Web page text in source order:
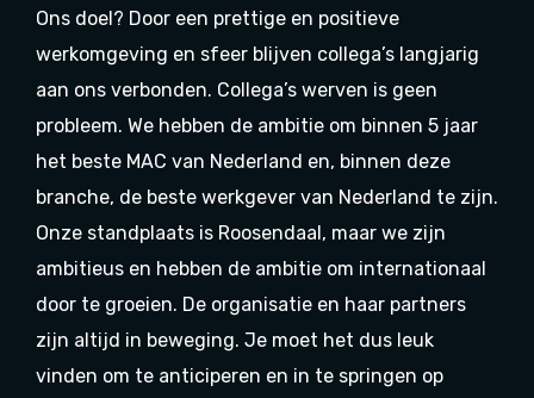
Ons doel? Door een prettige en positieve
werkomgeving en sfeer blijven collega’s langjarig
aan ons verbonden. Collega’s werven is geen
probleem. We hebben de ambitie om binnen 5 jaar
het beste MAC van Nederland en, binnen deze
branche, de beste werkgever van Nederland te zijn.
Onze standplaats is Roosendaal, maar we zijn
ambitieus en hebben de ambitie om internationaal
door te groeien. De organisatie en haar partners
zijn altijd in beweging. Je moet het dus leuk
vinden om te anticiperen en in te springen op